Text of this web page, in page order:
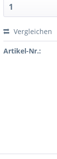
Vergleichen
Artikel-Nr.: